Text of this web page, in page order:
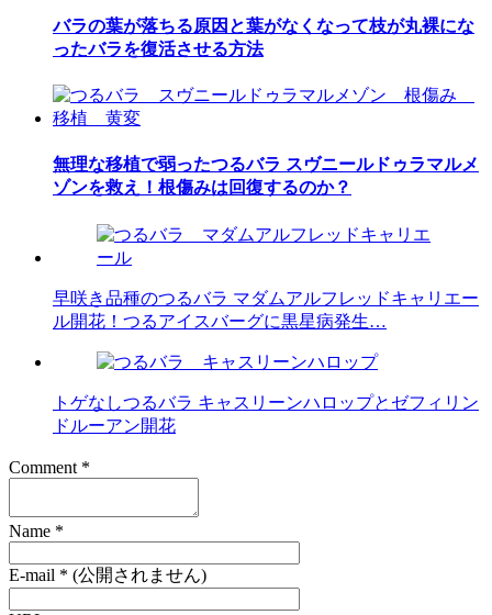
バラの葉が落ちる原因と葉がなくなって枝が丸裸にな
ったバラを復活させる方法
無理な移植で弱ったつるバラ スヴニールドゥラマルメ
ゾンを救え！根傷みは回復するのか？
早咲き品種のつるバラ マダムアルフレッドキャリエー
ル開花！つるアイスバーグに黒星病発生…
トゲなしつるバラ キャスリーンハロップとゼフィリン
ドルーアン開花
Comment *
Name *
E-mail * (公開されません)